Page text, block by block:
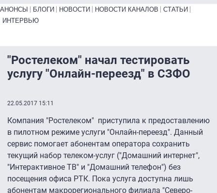
Primary links bottom
АНОНСЫ БЛОГИ НОВОСТИ НОВОСТИ КАНАЛОВ
СТАТЬИ
ИНТЕРВЬЮ
"Ростелеком" начал тестировать
услугу "Онлайн-переезд" в СЗФО
22.05.2017 15:11
Компания "Ростелеком" приступила к предоставлению
в пилотном режиме услуги "Онлайн-переезд". Данный
сервис помогает абонентам оператора сохранить
текущий набор телеком-услуг ("Домашний интернет",
"Интерактивное ТВ" и "Домашний телефон") без
посещения офиса РТК. Пока услуга доступна лишь
абонентам макрорегионального филиала "Северо-